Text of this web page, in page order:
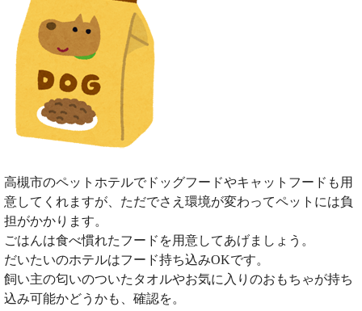
高槻市のペットホテルでドッグフードやキャットフードも用
意してくれますが、ただでさえ環境が変わってペットには負
担がかかります。
ごはんは食べ慣れたフードを用意してあげましょう。
だいたいのホテルはフード持ち込みOKです。
飼い主の匂いのついたタオルやお気に入りのおもちゃが持ち
込み可能かどうかも、確認を。